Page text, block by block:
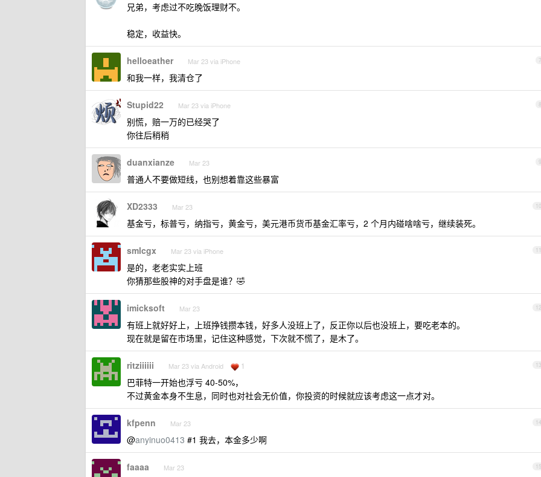
兄弟，考虑过不吃晚饭理财不。
稳定，收益快。
7
helloeather Mar 23 via iPhone
和我一样，我清仓了
8
Stupid22 Mar 23 via iPhone
别慌，赔一万的已经哭了
你往后稍稍
9
duanxianze Mar 23
普通人不要做短线，也别想着靠这些暴富
10
XD2333 Mar 23
基金亏，标普亏，纳指亏，黄金亏，美元港币货币基金汇率亏，2 个月内碰啥啥亏，继续装死。
11
smlcgx Mar 23 via iPhone
是的，老老实实上班
你猜那些股神的对手盘是谁？🤣
12
imicksoft Mar 23
有班上就好好上，上班挣钱攒本钱，好多人没班上了，反正你以后也没班上，要吃老本的。
现在就是留在市场里，记住这种感觉，下次就不慌了，是木了。
13
ritziiiiii Mar 23 via Android 1
巴菲特一开始也浮亏 40-50%，
不过黄金本身不生息，同时也对社会无价值，你投资的时候就应该考虑这一点才对。
14
kfpenn Mar 23
@anyinuo0413 #1 我去，本金多少啊
15
faaaa Mar 23